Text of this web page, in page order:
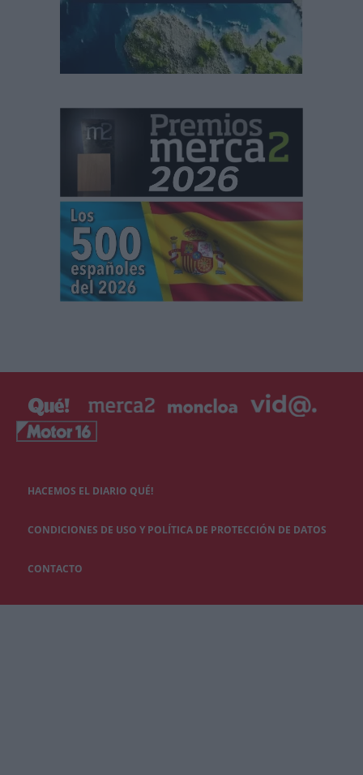
HACEMOS EL DIARIO QUÉ!
CONDICIONES DE USO Y POLÍTICA DE PROTECCIÓN DE DATOS
CONTACTO